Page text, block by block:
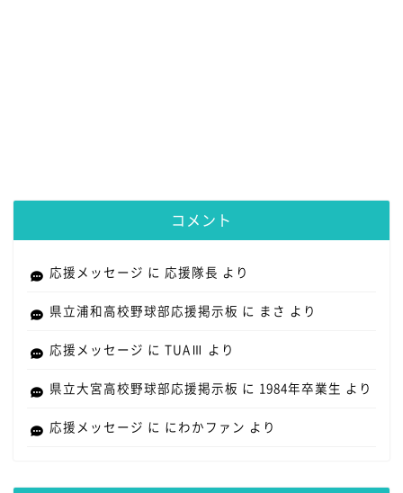
コメント
応援メッセージ に 応援隊長 より
県立浦和高校野球部応援掲示板 に まさ より
応援メッセージ に TUAⅢ より
県立大宮高校野球部応援掲示板 に 1984年卒業生 より
応援メッセージ に にわかファン より